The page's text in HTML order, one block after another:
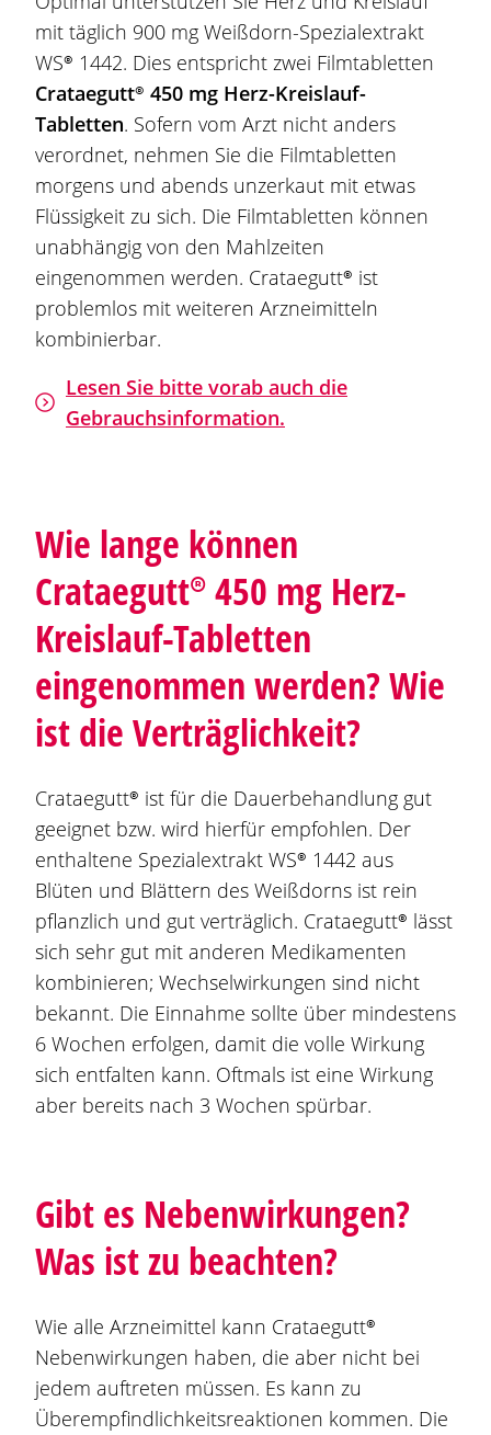
mit täglich 900 mg Weißdorn-Spezialextrakt
WS® 1442. Dies entspricht zwei Filmtabletten
Crataegutt® 450 mg Herz-Kreislauf-
Tabletten. Sofern vom Arzt nicht anders
verordnet, nehmen Sie die Filmtabletten
morgens und abends unzerkaut mit etwas
Flüssigkeit zu sich. Die Filmtabletten können
unabhängig von den Mahlzeiten
eingenommen werden. Crataegutt® ist
problemlos mit weiteren Arzneimitteln
kombinierbar.
Lesen Sie bitte vorab auch die
Gebrauchsinformation.
Wie lange können
Crataegutt®450 mg Herz-
Kreislauf-Tabletten
eingenommen werden? Wie
ist die Verträglichkeit?
Crataegutt® ist für die Dauerbehandlung gut
geeignet bzw. wird hierfür empfohlen. Der
enthaltene Spezialextrakt WS® 1442 aus
Blüten und Blättern des Weißdorns ist rein
pflanzlich und gut verträglich. Crataegutt® lässt
sich sehr gut mit anderen Medikamenten
kombinieren; Wechselwirkungen sind nicht
bekannt. Die Einnahme sollte über mindestens
6 Wochen erfolgen, damit die volle Wirkung
sich entfalten kann. Oftmals ist eine Wirkung
aber bereits nach 3 Wochen spürbar.
Gibt es Nebenwirkungen?
Was ist zu beachten?
Wie alle Arzneimittel kann Crataegutt®
Nebenwirkungen haben, die aber nicht bei
jedem auftreten müssen. Es kann zu
Überempfindlichkeitsreaktionen kommen. Die